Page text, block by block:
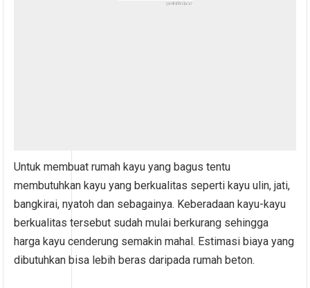
Untuk membuat rumah kayu yang bagus tentu
membutuhkan kayu yang berkualitas seperti kayu ulin, jati,
bangkirai, nyatoh dan sebagainya. Keberadaan kayu-kayu
berkualitas tersebut sudah mulai berkurang sehingga
harga kayu cenderung semakin mahal. Estimasi biaya yang
dibutuhkan bisa lebih beras daripada rumah beton.